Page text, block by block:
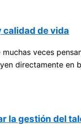
de vida
veces
directamente
la gestión del